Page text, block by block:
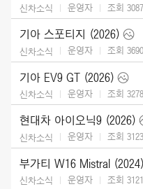
신차소식 운영자 조회
기아 스포티지 (2026)
신차소식 운영자 조회
기아 EV9 GT (2026)
신차소식 운영자 조회
현대차 아이오닉9 (2026)
신차소식 운영자 조회
부가티 W16 Mistral (2024)
신차소식 운영자 조회